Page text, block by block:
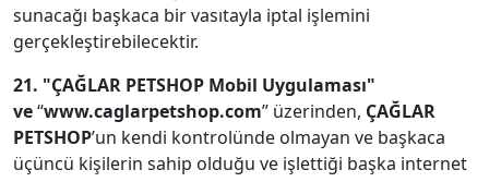
sunacağı başkaca bir vasıtayla iptal işlemini
gerçekleştirebilecektir.
21. "ÇAĞLAR PETSHOP Mobil Uygulaması"
ve“www.caglarpetshop.com” üzerinden, ÇAĞLAR
PETSHOP’un kendi kontrolünde olmayan ve başkaca
üçüncü kişilerin sahip olduğu ve işlettiği başka internet